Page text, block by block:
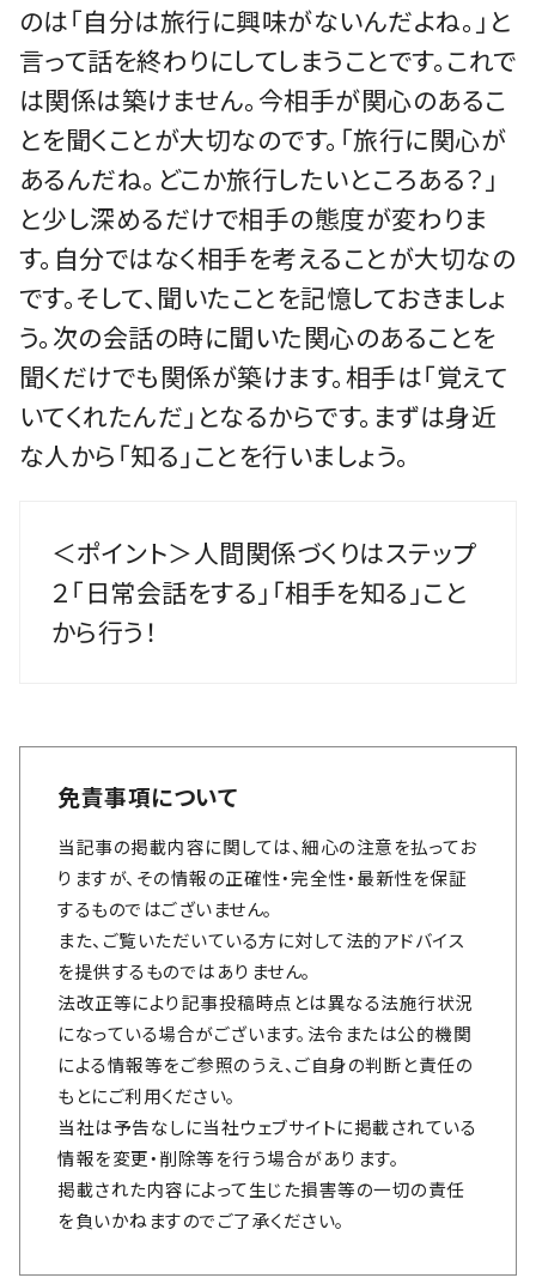
のは「自分は旅行に興味がないんだよね。」と
言って話を終わりにしてしまうことです。これで
は関係は築けません。今相手が関心のあるこ
とを聞くことが大切なのです。「旅行に関心が
あるんだね。どこか旅行したいところある？」
と少し深めるだけで相手の態度が変わりま
す。自分ではなく相手を考えることが大切なの
です。そして、聞いたことを記憶しておきましょ
う。次の会話の時に聞いた関心のあることを
聞くだけでも関係が築けます。相手は「覚えて
いてくれたんだ」となるからです。まずは身近
な人から「知る」ことを行いましょう。
＜ポイント＞人間関係づくりはステップ
２「日常会話をする」「相手を知る」こと
から行う！
免責事項について
当記事の掲載内容に関しては、細心の注意を払ってお
りますが、その情報の正確性・完全性・最新性を保証
するものではございません。
また、ご覧いただいている方に対して法的アドバイス
を提供するものではありません。
法改正等により記事投稿時点とは異なる法施行状況
になっている場合がございます。法令または公的機関
による情報等をご参照のうえ、ご自身の判断と責任の
もとにご利用ください。
当社は予告なしに当社ウェブサイトに掲載されている
情報を変更・削除等を行う場合があります。
掲載された内容によって生じた損害等の一切の責任
を負いかねますのでご了承ください。